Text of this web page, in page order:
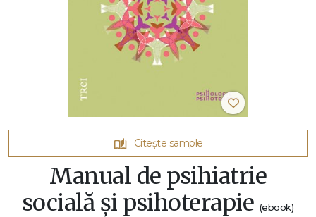
Citește sample
Manual de psihiatrie
socială şi psihoterapie (ebook)